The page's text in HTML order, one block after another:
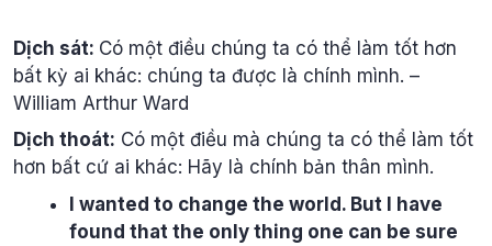
Dịch sát: Có một điều chúng ta có thể làm tốt hơn
bất kỳ ai khác: chúng ta được là chính mình. –
William Arthur Ward
Dịch thoát: Có một điều mà chúng ta có thể làm tốt
hơn bất cứ ai khác: Hãy là chính bản thân mình.
I wanted to change the world. But I have
found that the only thing one can be sure